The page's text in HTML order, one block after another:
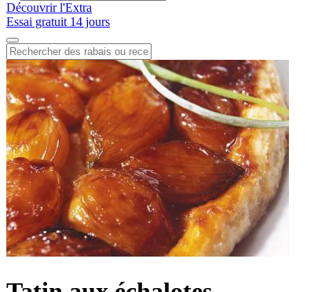
Découvrir l'Extra
Essai gratuit 14 jours